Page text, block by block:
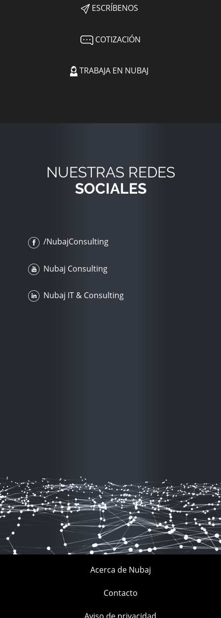
ESCRÍBENOS
COTIZACIÓN
TRABAJA EN NUBAJ
NUESTRAS REDES
SOCIALES
/NubajConsulting
Nubaj Consulting
Nubaj IT & Consulting
Acerca de Nubaj
Contacto